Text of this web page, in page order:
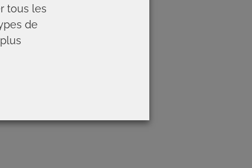
tous les
de